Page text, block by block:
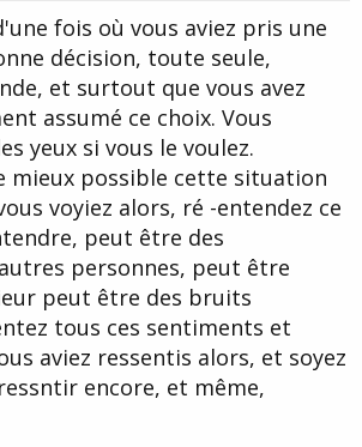
e
fois où vous aviez pris une
décision, toute seule,
et surtout que vous avez
assumé ce choix. Vous
yeux si vous le voulez.
mieux possible cette situation
voyiez alors, ré -entendez ce
peut être des
personnes, peut être
peut être des bruits
tous ces sentiments et
aviez ressentis alors, et soyez
encore, et même,